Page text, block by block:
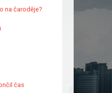
na čaroděje?
čas